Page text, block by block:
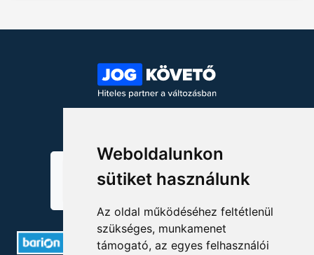
Weboldalunkon
sütiket használunk
Az oldal működéséhez feltétlenül
szükséges, munkamenet
támogató, az egyes felhasználói